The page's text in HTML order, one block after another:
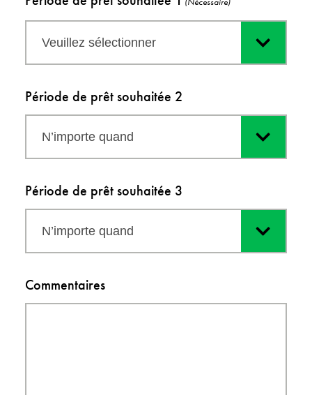
Veuillez sélectionner
Période de prêt souhaitée 2
N’importe quand
Période de prêt souhaitée 3
N’importe quand
Commentaires